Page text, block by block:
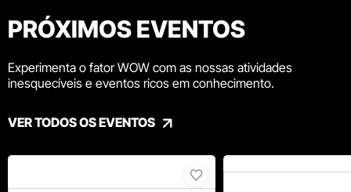
PRÓXIMOS EVENTOS
Experimenta o fator WOW com as nossas atividades
inesquecíveis e eventos ricos em conhecimento.
VER TODOS OS EVENTOS